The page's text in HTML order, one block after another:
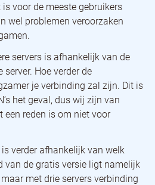
voor de meeste gebruikers
wel problemen veroorzaken
servers is afhankelijk van de
Hoe verder de
je verbinding zal zijn. Dit is
het geval, dus wij zijn van
een reden is om niet voor
verder afhankelijk van welk
van de gratis versie ligt namelijk
met drie servers verbinding